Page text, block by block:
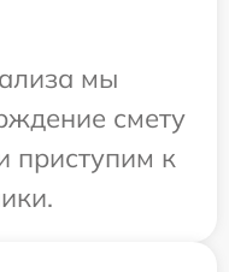
мы
смету
приступим к